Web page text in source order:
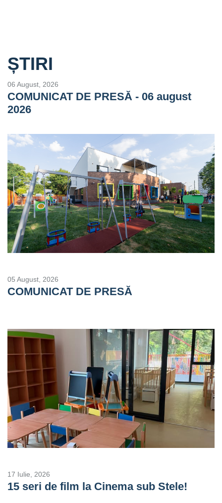
ȘTIRI
06 August, 2026
COMUNICAT DE PRESĂ - 06 august
2026
05 August, 2026
COMUNICAT DE PRESĂ
17 Iulie, 2026
15 seri de film la Cinema sub Stele!